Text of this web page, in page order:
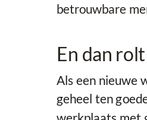
betrouwbare
En dan
Als een nieuwe
geheel ten